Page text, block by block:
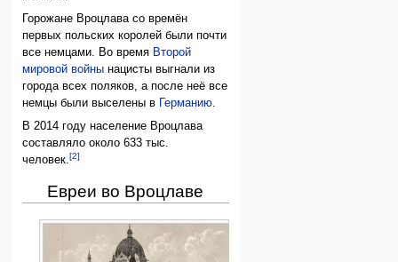
Горожане Вроцлава со времён
первых польских королей были почти
все немцами. Во время Второй
мировой войны нацисты выгнали из
города всех поляков, а после неё все
немцы были выселены в
Германию.
В 2014 году население Вроцлава
составляло около 633 тыс.
человек.[2]
Евреи во Вроцлаве